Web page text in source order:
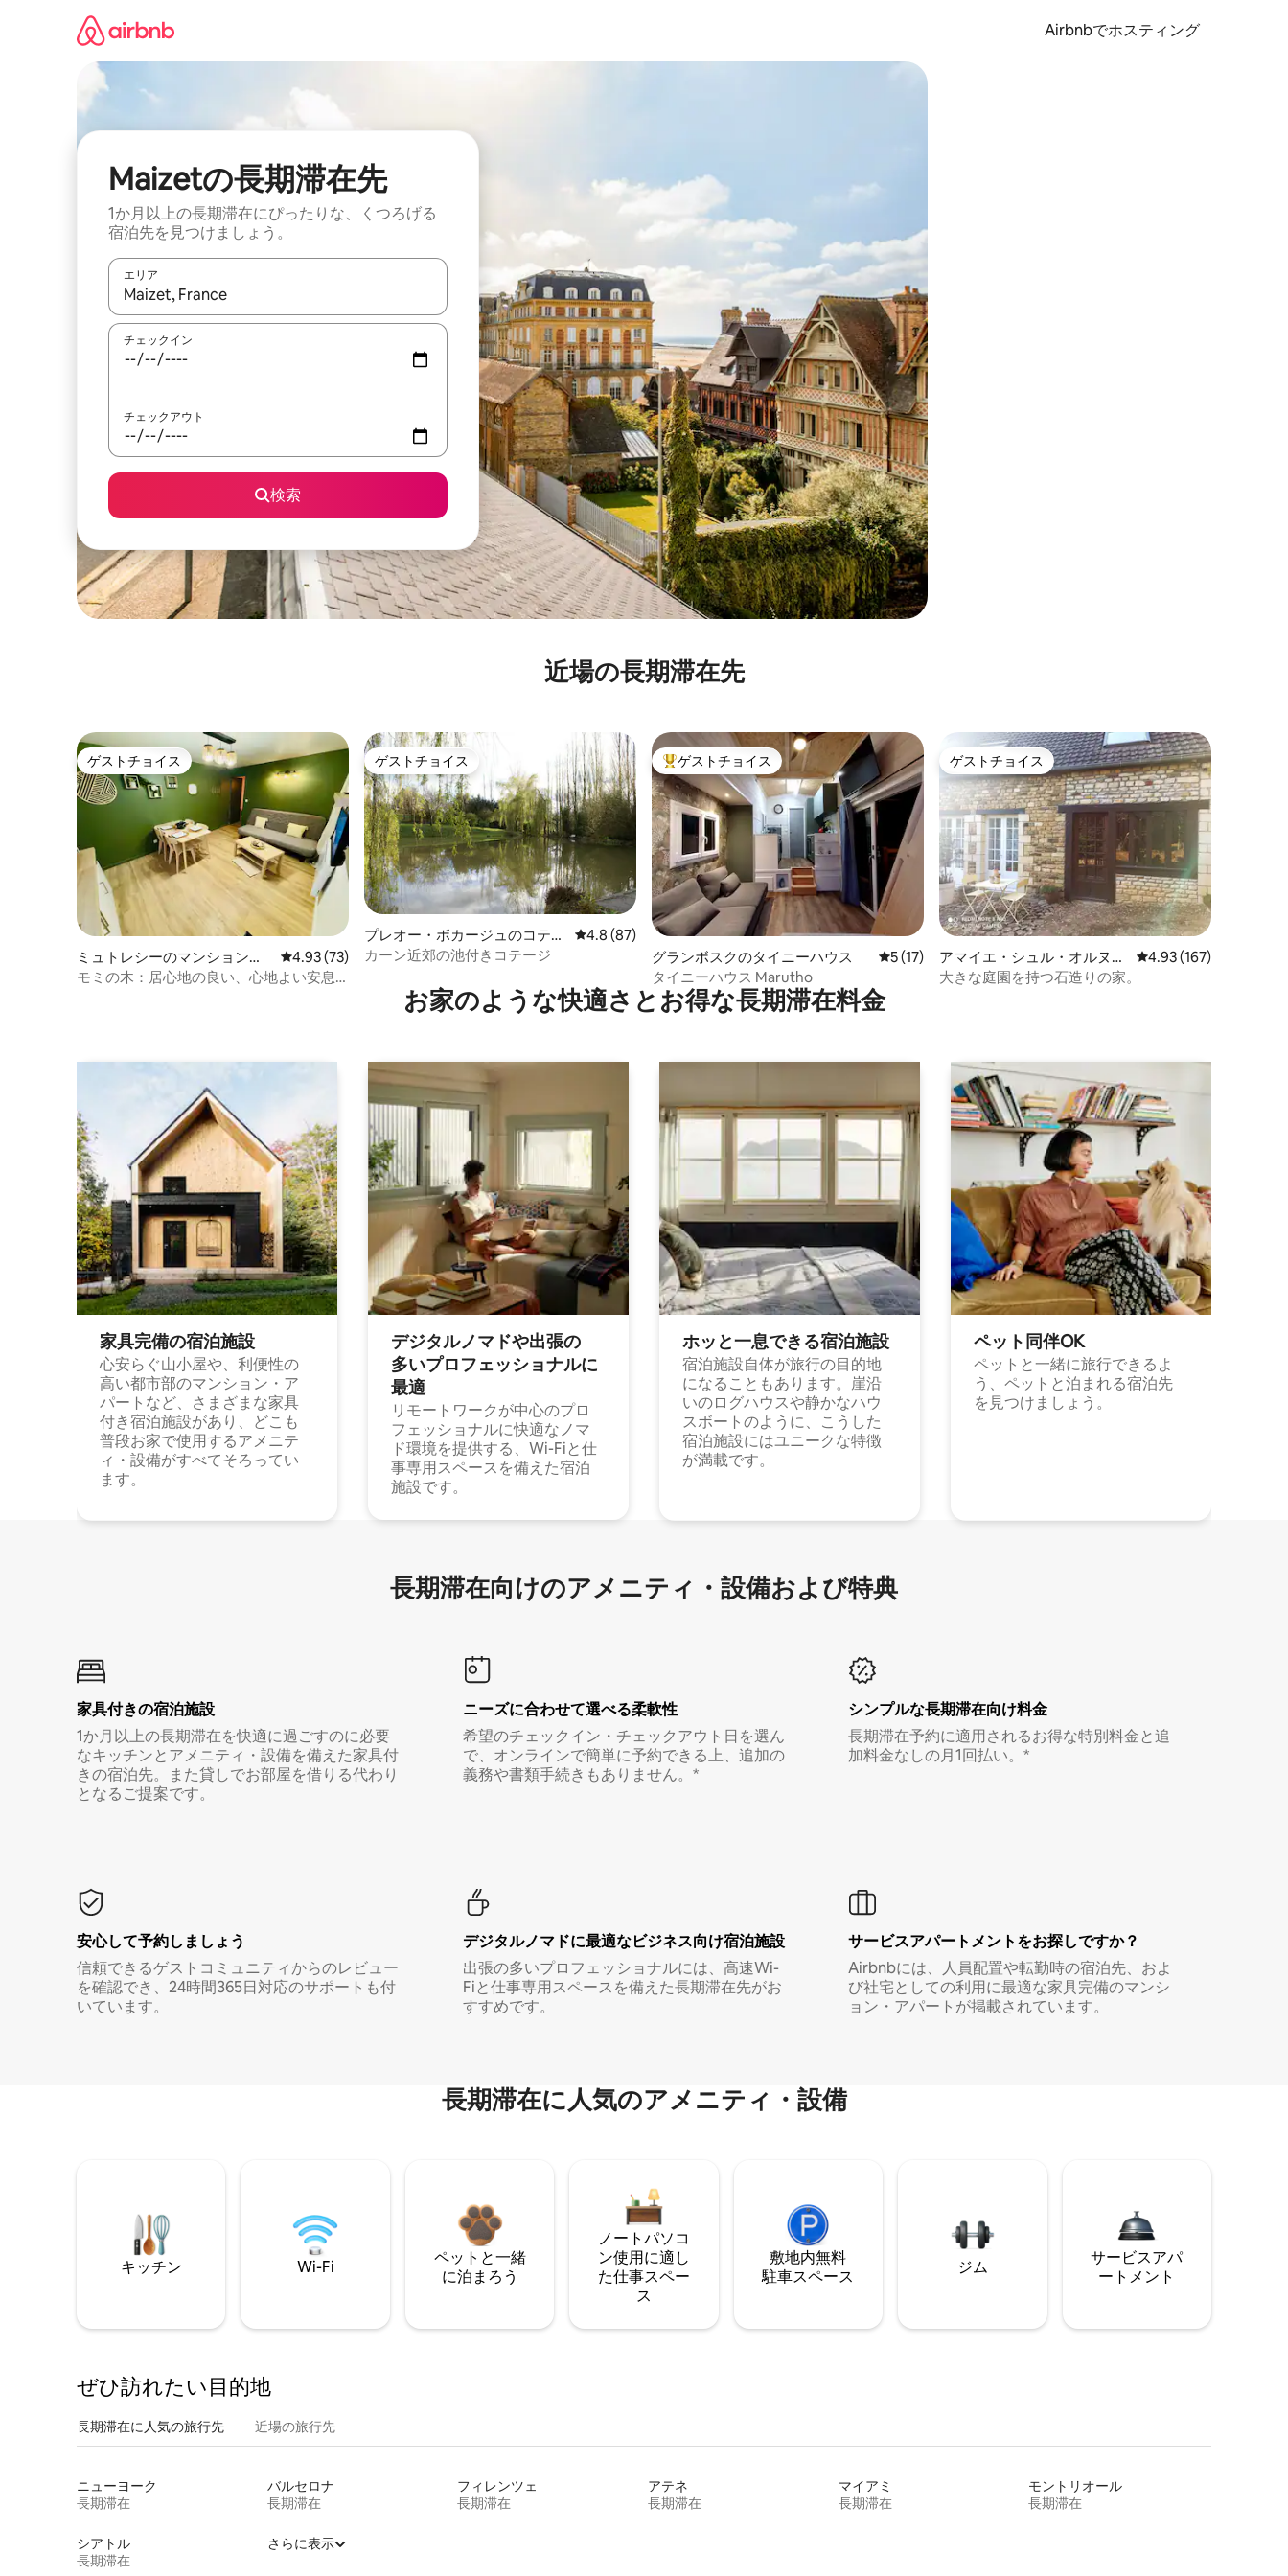
Airbnbでホスティング
Maizetの長期滞在先
1か月以上の長期滞在にぴったりな、くつろげる
宿泊先を見つけましょう。
エリア
検索結果が表示されたら、上下の矢印キーを使って移動するか、画面をタッチまたはスワイプして検索結果を確認することができます。
チェックイン
チェックアウト
検索
近場の長期滞在先
ゲストチョイス
ゲストチョイス
ミュトレシーのマンション・
アパート
レビュー73件、5つ星中4.93つ星の平均評価
4.93 (73)
モミの木：居心地の良い、心地よい安息
ゲストチョイス
ゲストチョイス
プレオー・ボカージュのコテー
ジ
レビュー87件、5つ星中4.8つ星の平均評価
4.8 (87)
カーン近郊の池付きコテージ
大好評のゲストチョイスです。
ゲストチョイス
グランボスクのタイニーハウス レビュー17件、5つ星中5つ星の平均評価
5 (17)
タイニーハウス Marutho
ゲストチョイス
ゲストチョイス
アマイエ・シュル・オルヌの
一軒家
レビュー167件、5つ
4.93 (167)
大きな庭園を持つ石造りの家。
お家のような快⁠適⁠さ⁠とお⁠得⁠な長⁠期⁠滞⁠在料⁠金
家具完備の宿⁠泊⁠施⁠設
心安らぐ山小屋や、利便性の
高い都市部のマンション・ア
パートなど、さまざまな家具
付き宿泊施設があり、どこも
普段お家で使用するアメニテ
ィ・設備がすべてそろってい
ます。
デジタルノマドや出⁠張⁠の
多⁠いプ⁠ロ⁠フ⁠ェ⁠ッ⁠シ⁠ョ⁠ナ⁠ル⁠に
最⁠適
リモートワークが中心のプロ
フェッショナルに快適なノマ
ド環境を提供する、Wi-Fiと仕
事専用スペースを備えた宿泊
施設です。
ホッと一⁠息⁠で⁠き⁠る宿⁠泊施⁠設
宿泊施設自体が旅行の目的地
になることもあります。崖沿
いのログハウスや静かなハウ
スボートのように、こうした
宿泊施設にはユニークな特徴
が満載です。
ペット同⁠伴OK
ペットと一緒に旅行できるよ
う、ペットと泊まれる宿泊先
を見つけましょう。
長期滞在向け⁠のア⁠メ⁠ニ⁠テ⁠ィ⁠・設⁠備⁠および特⁠典
家具付き⁠の宿⁠泊⁠施⁠設
1か月以上の長期滞在を快適に過ごすのに必要
なキッチンとアメニティ・設備を備えた家具付
きの宿泊先。また貸しでお部屋を借りる代わり
となるご提案です。
ニーズに合わせて選べる柔軟性
希望のチェックイン・チェックアウト日を選ん
で、オンラインで簡単に予約できる上、追加の
義務や書類手続きもありません。*
シンプルな長期滞在向け料金
長期滞在予約に適用されるお得な特別料金と追
加料金なしの月1回払い。*
安心して予約しましょう
信頼できるゲストコミュニティからのレビュー
を確認でき、24時間365日対応のサポートも付
いています。
デジタルノマド⁠に最⁠適⁠なビ⁠ジ⁠ネ⁠ス⁠向⁠け宿⁠泊⁠施⁠設
出張の多いプロフェッショナルには、高速Wi-
Fiと仕事専用スペースを備えた長期滞在先がお
すすめです。
サービスアパートメントをお探しですか？
Airbnbには、人員配置や転勤時の宿泊先、およ
び社宅としての利用に最適な家具完備のマンシ
ョン・アパートが掲載されています。
長期滞在に人気のアメニティ・設備
キッチン Wi-Fi
ペットと一緒
に泊まろう
ノートパソコ
ン使用に適し
た仕事スペー
ス
敷地内無料
駐⁠車ス⁠ペ⁠ー⁠ス
ジム
サービスアパ
ートメント
ぜひ訪⁠れ⁠た⁠い目⁠的⁠地
長期滞在に人気の旅行先 近場の旅行先
ニューヨーク
長期滞在
バルセロナ
長期滞在
フィレンツェ
長期滞在
アテネ
長期滞在
マイアミ
長期滞在
モントリオール
長期滞在
シアトル
長期滞在
さらに表示